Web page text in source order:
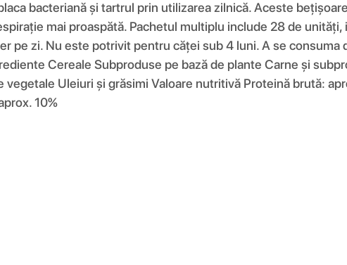
bacteriană și tartrul prin utilizarea zilnică. Aceste
mai proaspătă. Pachetul multiplu include 28 de
pe zi. Nu este potrivit pentru căței sub 4 luni. A se
Cereale Subproduse pe bază de plante Carne și
Uleiuri și grăsimi Valoare nutritivă Proteină brută:
10%